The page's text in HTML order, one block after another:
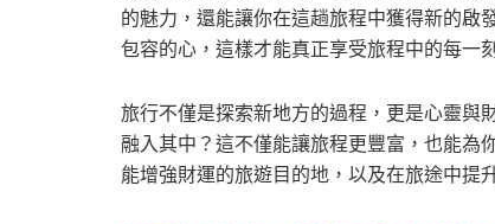
的魅力，還能讓你在這趟旅程中獲得新的啟
包容的心，這樣才能真正享受旅程中的每一
旅行不僅是探索新地方的過程，更是心靈與
融入其中？這不僅能讓旅程更豐富，也能為
能增強財運的旅遊目的地，以及在旅途中提